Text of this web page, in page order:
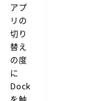
アプ
リの
切り
替え
の度
に
Dock